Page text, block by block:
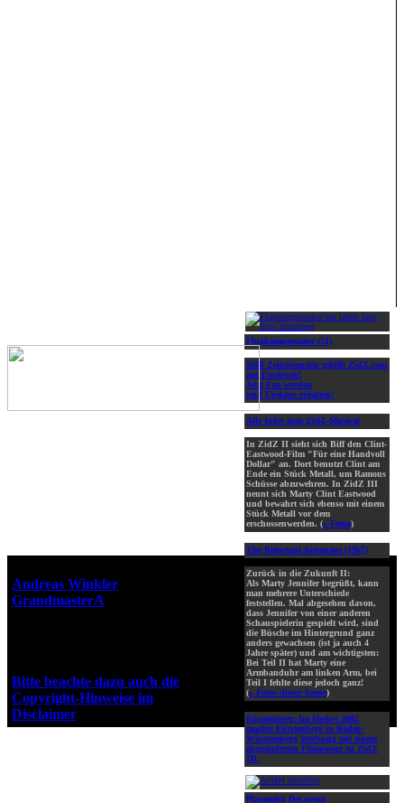
Fluxkompensator (51)
2000 Zeitreisenden gefällt ZidZ.com
auf Facebook!
Jetzt Fan werden
und Updates erhalten!
Alle Infos zum ZidZ-Musical
In ZidZ II sieht sich Biff den Clint-
Eastwood-Film "Für eine Handvoll
Dollar" an. Dort benutzt Clint am
Ende ein Stück Metall, um Ramons
Schüsse abzuwehren. In ZidZ III
nennt sich Marty Clint Eastwood
und bewahrt sich ebenso mit einem
Stück Metall vor dem
erschossenwerden. (» Fotos)
The Reluctant Astronaut (1967)
Zurück in die Zukunft II:
Als Marty Jennifer begrüßt, kann
man mehrere Unterschiede
feststellen. Mal abgesehen davon,
dass Jennifer von einer anderen
Schauspielerin gespielt wird, sind
die Büsche im Hintergrund ganz
anders gewachsen (ist ja auch 4
Jahre später) und am wichtigsten:
Bei Teil II hat Marty eine
Armbanduhr am linken Arm, bei
Teil I fehlte diese jedoch ganz!
(» Fotos dieser Szene)
Fürstenberg: Im Herbst 2002
machte Fürstenberg in Baden-
Württemberg Werbung mit einem
abgeänderten Filmposter zu ZidZ
III.
Playmobil DeLorean
Andreas Winkler
GrandmasterA
Bitte beachte dazu auch die
Copyright-Hinweise im
Disclaimer